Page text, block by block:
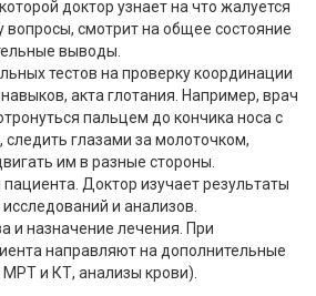
доктор узнает на что жалуется
вопросы, смотрит на общее состояние
выводы.
тестов на проверку координации
акта глотания. Например, врач
пальцем до кончика носа с
глазами за молоточком,
им в разные стороны.
Доктор изучает результаты
и анализов.
и назначение лечения. При
направляют на дополнительные
и КТ, анализы крови).